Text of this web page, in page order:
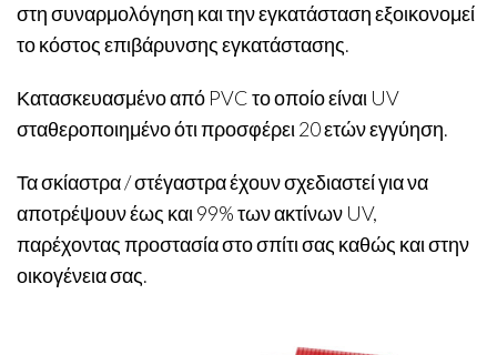
στη συναρμολόγηση και την εγκατάσταση εξοικονομεί
το κόστος επιβάρυνσης εγκατάστασης.
Κατασκευασμένο από PVC το οποίο είναι UV
σταθεροποιημένο ότι προσφέρει 20 ετών εγγύηση.
Τα σκίαστρα / στέγαστρα έχουν σχεδιαστεί για να
αποτρέψουν έως και 99% των ακτίνων UV,
παρέχοντας προστασία στο σπίτι σας καθώς και στην
οικογένεια σας.